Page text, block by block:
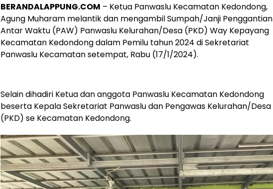
BERANDALAPPUNG.COM – Ketua Panwaslu Kecamatan Kedondong,
Agung Muharam melantik dan mengambil Sumpah/Janji Penggantian
Antar Waktu (PAW) Panwaslu Kelurahan/Desa (PKD) Way Kepayang
Kecamatan Kedondong dalam Pemilu tahun 2024 di Sekretariat
Panwaslu Kecamatan setempat, Rabu (17/1/2024).
Selain dihadiri Ketua dan anggota Panwaslu Kecamatan Kedondong
beserta Kepala Sekretariat Panwaslu dan Pengawas Kelurahan/Desa
(PKD) se Kecamatan Kedondong.